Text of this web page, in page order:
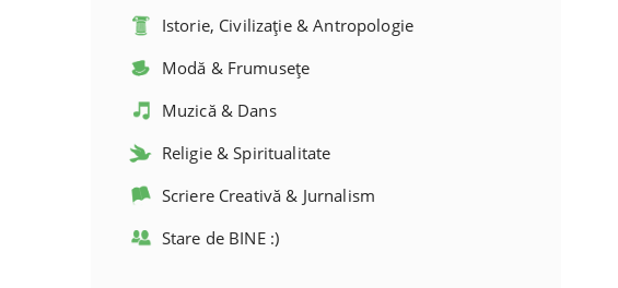
Istorie, Civilizație & Antropologie
Modă & Frumusețe
Muzică & Dans
Religie & Spiritualitate
Scriere Creativă & Jurnalism
Stare de BINE :)